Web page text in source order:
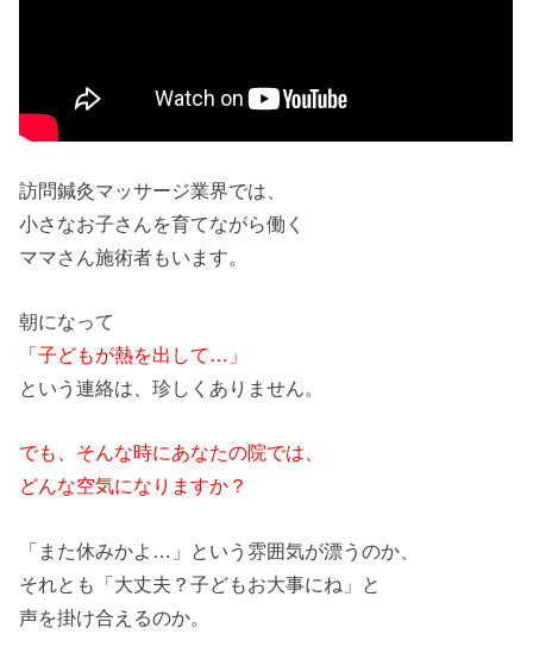
訪問鍼灸マッサージ業界では、
小さなお子さんを育てながら働く
ママさん施術者もいます。
朝になって
「子どもが熱を出して…」
という連絡は、珍しくありません。
でも、そんな時にあなたの院では、
どんな空気になりますか？
「また休みかよ…」という雰囲気が漂うのか、
それとも「大丈夫？子どもお大事にね」と
声を掛け合えるのか。